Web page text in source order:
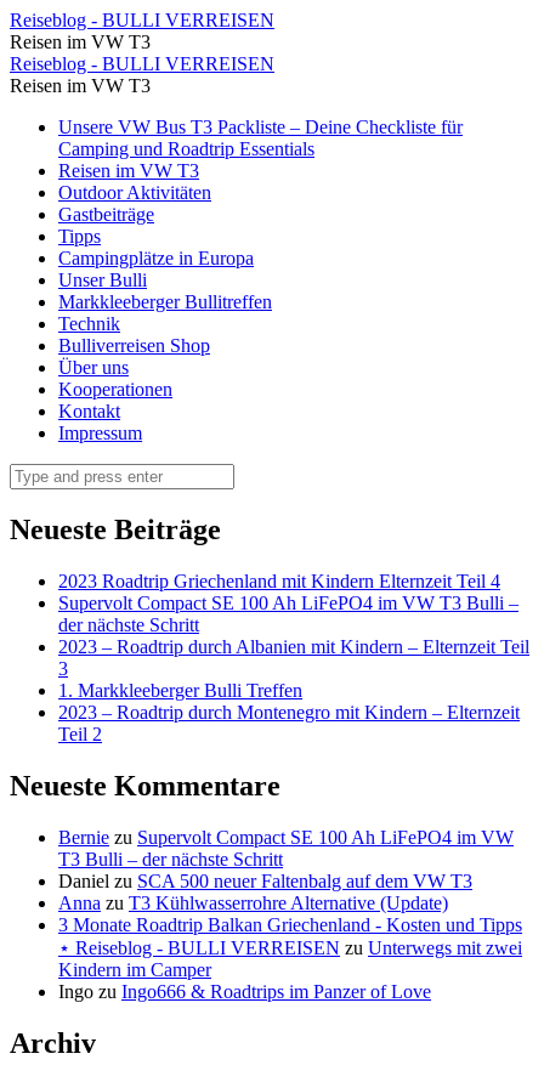
Und
los
geht
Reiseblog
BULLI
VERREISEN
Reiseblog - BULLI VERREISEN
Reisen im VW T3
Und
los
geht
Reiseblog
BULLI
VERREISEN
Reiseblog - BULLI VERREISEN
Reisen im VW T3
Skip
content
Unsere VW Bus T3 Packliste – Deine Checkliste für
Camping und Roadtrip Essentials
Reisen im VW T3
Outdoor Aktivitäten
Gastbeiträge
Tipps
Campingplätze in Europa
Unser Bulli
Markkleeberger Bullitreffen
Technik
Bulliverreisen Shop
Über uns
Kooperationen
Kontakt
Impressum
Search
Neueste Beiträge
2023 Roadtrip Griechenland mit Kindern Elternzeit Teil 4
Supervolt Compact SE 100 Ah LiFePO4 im VW T3 Bulli –
der nächste Schritt
2023 – Roadtrip durch Albanien mit Kindern – Elternzeit Teil
3
1. Markkleeberger Bulli Treffen
2023 – Roadtrip durch Montenegro mit Kindern – Elternzeit
Teil 2
Neueste Kommentare
Bernie zu Supervolt Compact SE 100 Ah LiFePO4 im VW
T3 Bulli – der nächste Schritt
Daniel zu SCA 500 neuer Faltenbalg auf dem VW T3
Anna zu T3 Kühlwasserrohre Alternative (Update)
3 Monate Roadtrip Balkan Griechenland - Kosten und Tipps
⋆ Reiseblog - BULLI VERREISEN zu Unterwegs mit zwei
Kindern im Camper
Ingo zu Ingo666 & Roadtrips im Panzer of Love
Archiv